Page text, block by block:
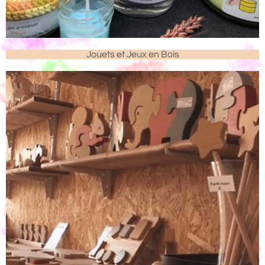
Jouets et Jeux en Bois